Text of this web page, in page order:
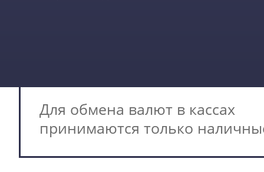
Для обмена валют в кассах
принимаются только